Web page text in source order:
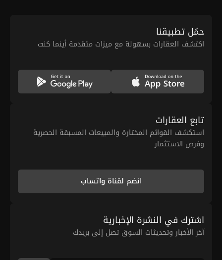
حمّل تطبيقنا
اكتشف العقارات بسهولة مع ميزات متقدمة أينما كنت
تابع العقارات
استكشف القوائم المختارة والمبيعات المسبقة الحصرية
وفرص الاستثمار
انضم لقناة واتساب
اشترك في النشرة الإخبارية
آخر الأخبار وتحديثات السوق تصل إلى بريدك